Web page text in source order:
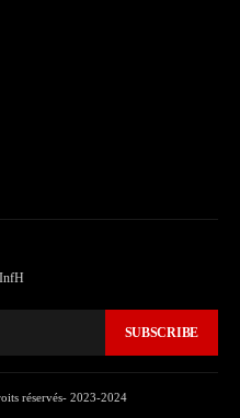
SUBSCRIBE
réservés- 2023-2024